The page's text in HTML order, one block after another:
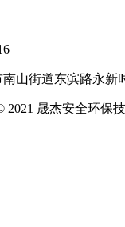
山街道东滨路永新
2021 晟杰安全环保